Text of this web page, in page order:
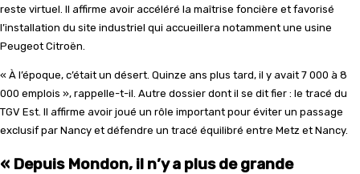
reste virtuel. Il affirme avoir accéléré la maîtrise foncière et favorisé
l’installation du site industriel qui accueillera notamment une usine
Peugeot Citroën.
« À l’époque, c’était un désert. Quinze ans plus tard, il y avait 7 000 à 8
000 emplois », rappelle-t-il. Autre dossier dont il se dit fier : le tracé du
TGV Est. Il affirme avoir joué un rôle important pour éviter un passage
exclusif par Nancy et défendre un tracé équilibré entre Metz et Nancy.
« Depuis Mondon, il n’y a plus de grande